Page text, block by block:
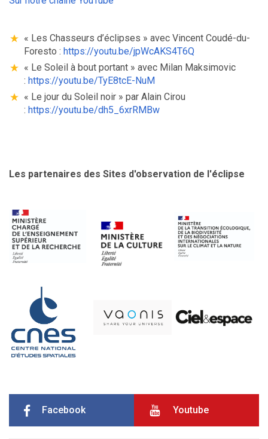
« Les Chasseurs d’éclipses » avec Vincent Coudé-du-
Foresto : https://youtu.be/jpWcAKS4T6Q
« Le Soleil à bout portant » avec Milan Maksimovic
: https://youtu.be/TyE8tcE-NuM
« Le jour du Soleil noir » par Alain Cirou
: https://youtu.be/dh5_6xrRMBw
Les partenaires des Sites d'observation de l'éclipse
Facebook Youtube